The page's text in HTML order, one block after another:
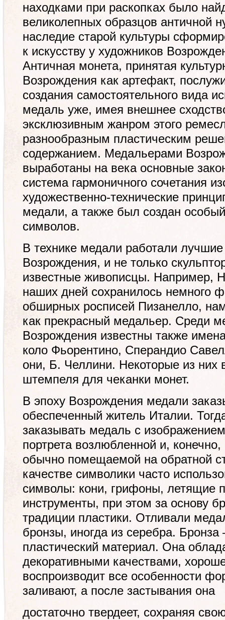
находками при раскопках было
великолепных образцов античной
наследие старой культуры
к искусству у художников
Античная монета, принятая
Возрождения как артефакт,
создания самостоятельного вида
медаль уже, имея внешнее
эксклюзивным жанром этого
разнообразным пластическим
содержанием. Медальерами
выработаны на века основные
система гармоничного сочетания
художественно-технические
медали, а также был создан
символов.
В технике медали работали
Возрождения, и не только
известные живописцы. Например,
наших дней сохранилось немного
обширных росписей Пизанелло,
как прекрасный медальер. Среди
Возрождения известны также
коло Фьорентино, Сперандио
они, Б. Челлини. Некоторые из них
штемпеля для чеканки монет.
В эпоху Возрождения медали
обеспеченный житель Италии.
заказывать медаль с
портрета возлюбленной и,
обычно помещаемой на обратной
качестве символики часто
символы: кони, грифоны, летящие
инструменты, при этом за основу
традиции пластики. Отливали
бронзы, иногда из серебра.
пластический материал. Она
декоративными качествами,
воспроизводит все особенности
заливают, а после застывания она
достаточно твердеет, сохраняя